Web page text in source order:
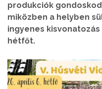
produkciók
miközben a helyben
ingyenes
hétfőt.